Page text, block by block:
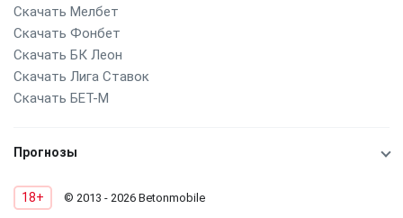
Скачать Мелбет
Скачать Фонбет
Скачать БК Леон
Скачать Лига Ставок
Скачать БЕТ-М
Прогнозы
18+ © 2013 - 2026 Betonmobile